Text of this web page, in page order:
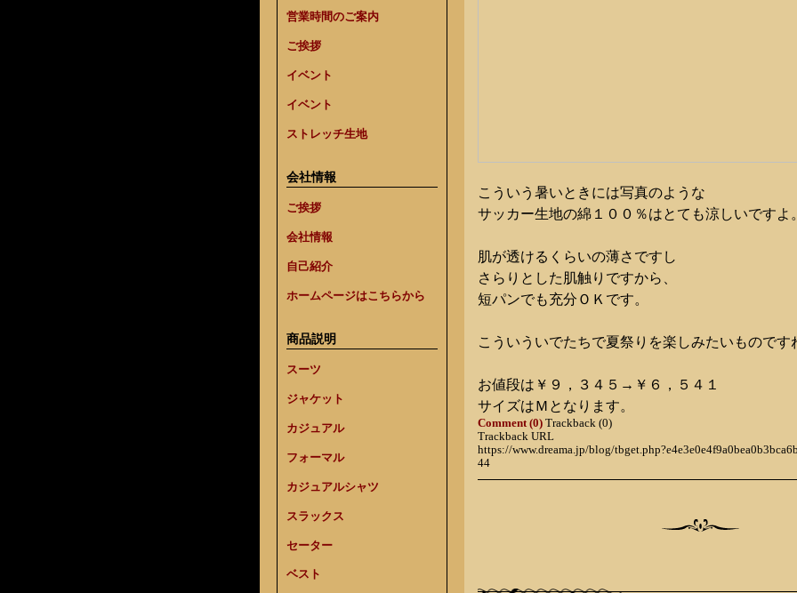
営業時間のご案内
ご挨拶
イベント
イベント
ストレッチ生地
会社情報
ご挨拶
会社情報
自己紹介
ホームページはこちらから
商品説明
スーツ
ジャケット
カジュアル
フォーマル
カジュアルシャツ
スラックス
セーター
ベスト
こういう暑いときには写真のような
サッカー生地の綿１００％はとても涼しいですよ
肌が透けるくらいの薄さですし
さらりとした肌触りですから、
短パンでも充分ＯＫです。
こういういでたちで夏祭りを楽しみたいものです
お値段は￥９，３４５→￥６，５４１
サイズはＭとなります。
Comment (0) Trackback (0)
Trackback URL
https://www.dreama.jp/blog/
44